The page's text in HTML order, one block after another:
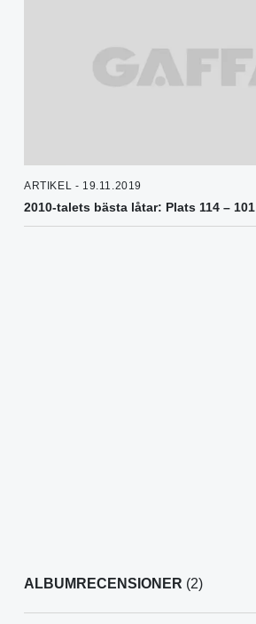
ARTIKEL - 19.11.2019
2010-talets bästa låtar: Plats 114 – 101
ALBUMRECENSIONER (2)